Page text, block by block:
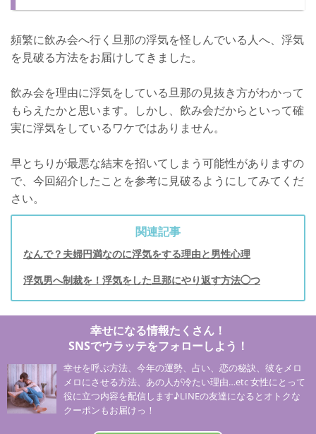
頻繁に飲み会へ行く旦那の浮気を怪しんでいる人へ、浮気
を見破る方法をお届けしてきました。
飲み会を理由に浮気をしている旦那の見抜き方がわかって
もらえたかと思います。しかし、飲み会だからといって確
実に浮気をしているワケではありません。
早とちりが最悪な結末を招いてしまう可能性がありますの
で、今回紹介したことを参考に見破るようにしてみてくだ
さい。
関連記事
なんで？夫婦円満なのに浮気をする理由と男性心理
浮気男へ制裁を！浮気をした旦那にやり返す方法◯つ
幸せになる情報たくさん！
SNSでウラッテをフォローしよう！
幸せを呼ぶ方法、今年の運勢、占い、恋の秘訣、彼をメロ
メロにさせる方法、あの人が冷たい理由…etc 女性にとって
役に立つ内容を配信します♪LINEの友達になるとオトクな
クーポンもお届けっ！